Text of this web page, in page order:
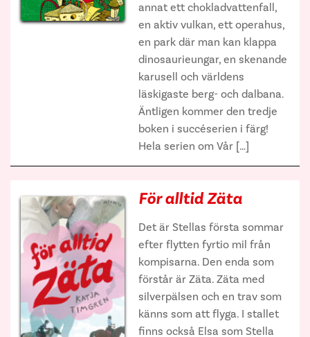
annat ett chokladvattenfall,
en aktiv vulkan, ett operahus,
en park där man kan klappa
dinosaurieungar, en skenande
karusell och världens
läskigaste berg- och dalbana.
Äntligen kommer den tredje
boken i succéserien i färg!
Hela serien om Vår […]
För alltid Zäta
Det är Stellas första sommar
efter flytten fyrtio mil från
kompisarna. Den enda som
förstår är Zäta. Zäta med
silverpälsen och en trav som
känns som att flyga. I stallet
finns också Elsa som Stella